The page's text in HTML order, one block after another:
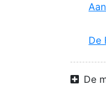
De
De